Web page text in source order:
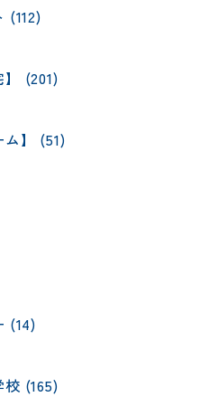
(112)
(201)
】 (51)
(14)
校 (165)